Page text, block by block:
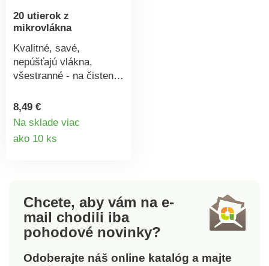
20 utierok z
mikrovlákna
Kvalitné, savé,
nepúšťajú vlákna,
všestranné - na čistenie
dokonca aj bez
čistiacich prostriedkov.
8,49 €
Na sklade viac
ako 10 ks
Chcete, aby vám na e-
mail chodili iba
pohodové novinky?
Odoberajte náš online katalóg a majte